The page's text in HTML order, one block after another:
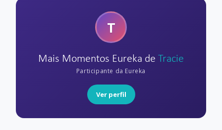
T
Mais Momentos Eureka de Tracie
Participante da Eureka
Ver perfil